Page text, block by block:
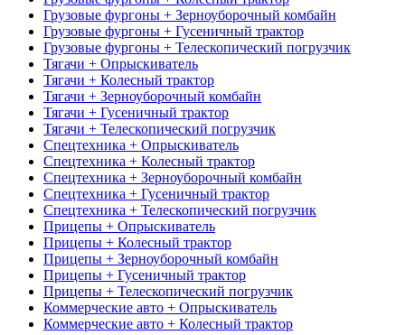
Грузовые фургоны + Зерноуборочный комбайн
Грузовые фургоны + Гусеничный трактор
Грузовые фургоны + Телескопический погрузчик
Тягачи + Опрыскиватель
Тягачи + Колесный трактор
Тягачи + Зерноуборочный комбайн
Тягачи + Гусеничный трактор
Тягачи + Телескопический погрузчик
Спецтехника + Опрыскиватель
Спецтехника + Колесный трактор
Спецтехника + Зерноуборочный комбайн
Спецтехника + Гусеничный трактор
Спецтехника + Телескопический погрузчик
Прицепы + Опрыскиватель
Прицепы + Колесный трактор
Прицепы + Зерноуборочный комбайн
Прицепы + Гусеничный трактор
Прицепы + Телескопический погрузчик
Коммерческие авто + Опрыскиватель
Коммерческие авто + Колесный трактор